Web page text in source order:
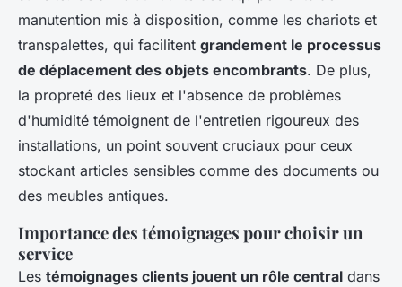
manutention mis à disposition, comme les chariots et
transpalettes, qui facilitent grandement le processus
de déplacement des objets encombrants. De plus,
la propreté des lieux et l'absence de problèmes
d'humidité témoignent de l'entretien rigoureux des
installations, un point souvent cruciaux pour ceux
stockant articles sensibles comme des documents ou
des meubles antiques.
Importance des témoignages pour choisir un
service
Les témoignages clients jouent un rôle central dans